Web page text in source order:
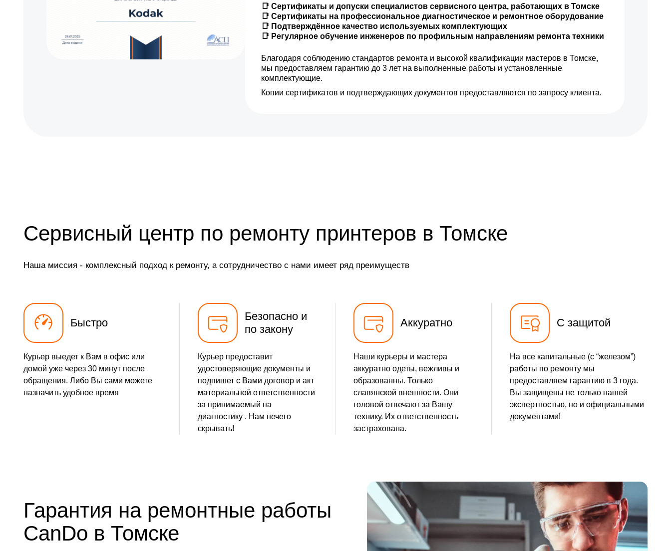
📑 Сертификаты и допуски специалистов сервисного центра, работающих в Томске
📑 Сертификаты на профессиональное диагностическое и ремонтное оборудование
📑 Подтверждённое качество используемых комплектующих
📑 Регулярное обучение инженеров по профильным направлениям ремонта техники
Благодаря соблюдению стандартов ремонта и высокой квалификации мастеров в Томске,
мы предоставляем гарантию до 3 лет на выполненные работы и установленные
комплектующие.
Копии сертификатов и подтверждающих документов предоставляются по запросу клиента.
Сервисный центр по ремонту принтеров в Томске
Наша миссия - комплексный подход к ремонту, а сотрудничество с нами имеет ряд преимуществ
Быстро
Курьер выедет к Вам в офис или
домой уже через 30 минут после
обращения. Либо Вы сами можете
назначить удобное время
Безопасно и
по закону
Курьер предоставит
удостоверяющие документы и
подпишет с Вами договор и акт
материальной ответственности
за принимаемый на
диагностику . Нам нечего
скрывать!
Аккуратно
Наши курьеры и мастера
аккуратно одеты, вежливы и
образованны. Только
славянской внешности. Они
головой отвечают за Вашу
технику. Их ответственность
застрахована.
С защитой
На все капитальные (с “железом”)
работы по ремонту мы
предоставляем гарантию в 3 года.
Вы защищены не только нашей
экспертностью, но и официальными
документами!
Гарантия на ремонтные работы
CanDo в Томске